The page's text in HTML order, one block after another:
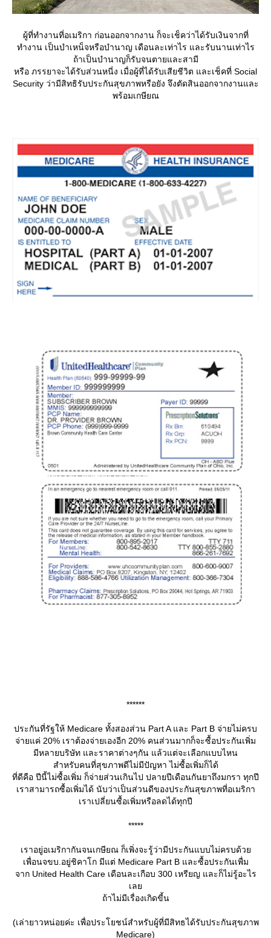
ผู้ที่ทำงานที่อเมริกา ก่อนออกจากงาน ก็จะเช็คว่าได้รับเงินจากที่
ทำงาน เป็นบำเหน็จหรือบำนาญ เดือนละเท่าไร และรับนานเท่าไร
ถ้าเป็นบำนาญก็รับจนตายและสามี
หรือ ภรรยาจะได้รับส่วนหนี่ง เมื่อผู้ที่ได้รับเสียชีวิต และเช็คที่ Social
Security ว่ามีสิทธิรับประกันสุขภาพหรือยัง จึงตัดสินออกจากงานและ
พร้อมเกษียณ
******
ประกันที่รัฐให้ Medicare ทั้งสองส่วน Part A และ Part B จ่ายไม่ครบ
จ่ายแค่ 20% เราต้องจ่ายเองอีก 20% คนส่วนมากก็จะซื้อประกันเพิ่ม
มีหลายบริษัท และราคาต่างๆกัน แล้วแต่จะเลือกแบบไหน
สำหรับคนที่สุขภาพดีไม่มีปัญหา ไม่ซื้อเพิ่มก็ได้
ที่ดีคือ ปีนี้ไม่ซื้อเพิ่ม ก็จ่ายส่วนเกินไป ปลายปีเดือนกันยาถึงมกรา ทุกปี
เราสามารถซื้อเพิ่มได้ นับว่าเป็นส่วนดีของประกันสุขภาพที่อเมริกา
เราเปลี่ยนซื้อเพิ่มหรือลดได้ทุกปี
*****
เราอยู่อเมริกากันจนเกษียณ ก็เพิ่งจะรู้ว่ามีประกันแบบไม่ครบด้ว
เพื่อนจขบ.อยู่ชิคาโก มีแต่ Medicare Part B และซื้อประกันเพื่ม
จาก United Health Care เดือนละเกือบ 300 เหรียญ และก็ไม่รู้อะไร
เล
ถ้าไม่มีเรื่องเกิดขี้น
(เล่ายาวหน่อยค่ะ เพื่อประโยชน์สำหรับผู้ที่มีสิทธได้รับประกันสุขภาพ
Medicare)